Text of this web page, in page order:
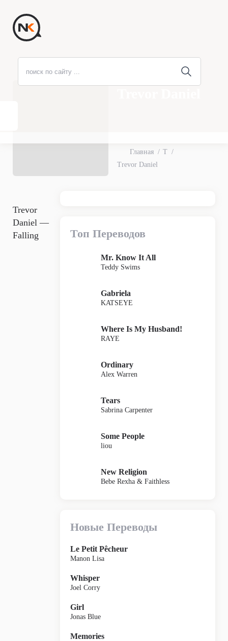
Главная
T
Trevor Daniel
Trevor
Daniel —
Falling
Топ Переводов
Mr. Know It All
Teddy Swims
Gabriela
KATSEYE
Where Is My Husband!
RAYE
Ordinary
Alex Warren
Tears
Sabrina Carpenter
Some People
liou
New Religion
Bebe Rexha & Faithless
Новые Переводы
Le Petit Pêcheur
Manon Lisa
Whisper
Joel Corry
Girl
Jonas Blue
Memories